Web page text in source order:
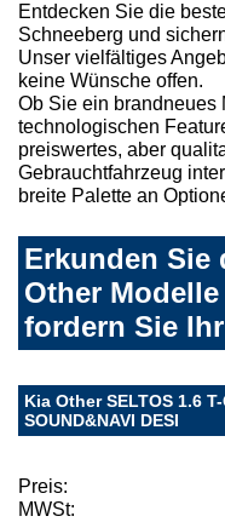
Entdecken Sie die
Schneeberg und
Unser vielfältiges
keine Wünsche offen.
Ob Sie ein brandneues
technologischen
preiswertes, aber
Gebrauchtfahrzeug
breite Palette an
Erkunden Sie
Other
fordern Sie
Kia Other SELTOS 1.6
SOUND&NAVI DESI
Preis:
MWSt: